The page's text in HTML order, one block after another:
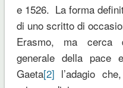
e 1526. La forma
di uno scritto di
Erasmo, ma cerca
generale della pace
Gaeta[2] l’adagio